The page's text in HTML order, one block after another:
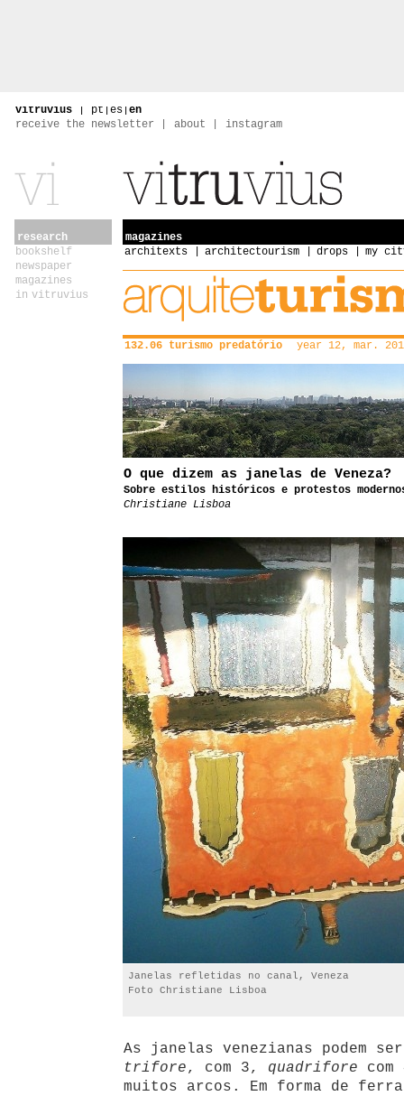
vitruvius | pt | es | en
receive the newsletter
about instagram
research
bookshelf
newspaper
magazines
in vitruvius
magazines
architexts
architectourism drops my
132.06 turismo predatório year 12, mar.
O que dizem as janelas de Veneza?
Sobre estilos históricos e protestos
Christiane Lisboa
Janelas refletidas no canal, Veneza
Foto Christiane Lisboa
As janelas venezianas podem
trifore, com 3, quadrifore
muitos arcos. Em forma de